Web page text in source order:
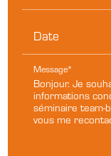
Date
Message*